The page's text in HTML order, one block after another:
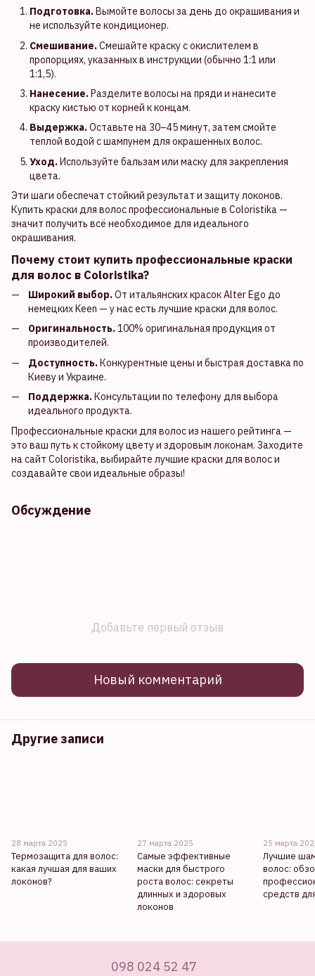
Подготовка.Вымойте волосы за день до окрашивания и
не используйте кондиционер.
Смешивание.Смешайте краску с окислителем в
пропорциях, указанных в инструкции (обычно 1:1 или
1:1,5).
Нанесение.Разделите волосы на пряди и нанесите
краску кистью от корней к концам.
Выдержка.Оставьте на 30–45 минут, затем смойте
теплой водой с шампунем для окрашенных волос.
Уход.Используйте бальзам или маску для закрепления
цвета.
Эти шаги обеспечат стойкий результат и защиту локонов.
Купить краски для волос профессиональные в Coloristika —
значит получить всё необходимое для идеального
окрашивания.
Почему стоит купить профессиональные краски
для волос в Coloristika?
Широкий выбор.От итальянских красок Alter Ego до
немецких Keen — у нас есть лучшие краски для волос.
Оригинальность.100% оригинальная продукция от
производителей.
Доступность.Конкурентные цены и быстрая доставка по
Киеву и Украине.
Поддержка.Консультации по телефону для выбора
идеального продукта.
Профессиональные краски для волос из нашего рейтинга —
это ваш путь к стойкому цвету и здоровым локонам. Заходите
на сайт Coloristika, выбирайте лучшие краски для волос и
создавайте свои идеальные образы!
Обсуждение
Добавьте первый отзыв
Новый комментарий
Другие записи
28 марта 2025
Термозащита для волос:
какая лучшая для ваших
локонов?
27 марта 2025
Самые эффективные
маски для быстрого
роста волос: секреты
длинных и здоровых
локонов
25 марта
Лучшие
волос:
средств
098 024 52 47